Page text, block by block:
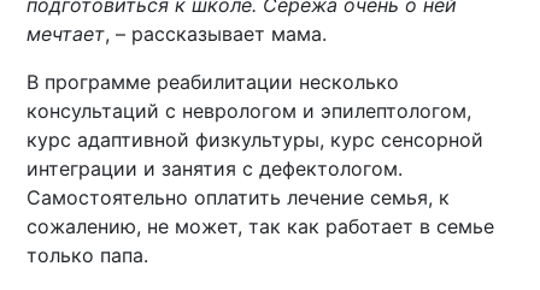
подготовиться к школе. Сережа очень о ней
мечтает, – рассказывает мама.
В программе реабилитации несколько
консультаций с неврологом и эпилептологом,
курс адаптивной физкультуры, курс сенсорной
интеграции и занятия с дефектологом.
Самостоятельно оплатить лечение семья, к
сожалению, не может, так как работает в семье
только папа.